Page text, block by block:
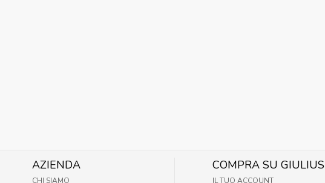
AZIENDA
CHI SIAMO
COMPRA SU GIULIUS
IL TUO ACCOUNT